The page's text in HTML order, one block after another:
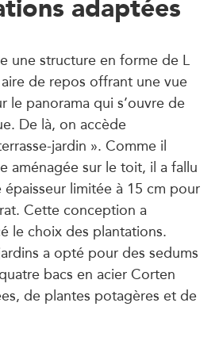
une structure en forme de L
de repos offrant une vue
le panorama qui s’ouvre de
De là, on accède
jardin ». Comme il
aménagée sur le toit, il a fallu
limitée à 15 cm pour
Cette conception a
le choix des plantations.
a opté pour des sedums
bacs en acier Corten
de plantes potagères et de